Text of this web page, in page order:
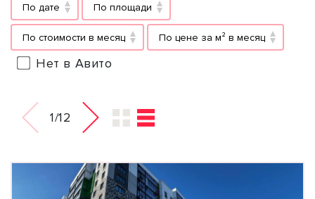
По дате По площади
По стоимости в месяц По цене за м² в месяц
Нет в Авито
1/12